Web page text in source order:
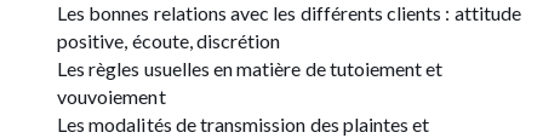
Les bonnes relations avec les différents clients : attitude
positive, écoute, discrétion
Les règles usuelles en matière de tutoiement et
vouvoiement
Les modalités de transmission des plaintes et